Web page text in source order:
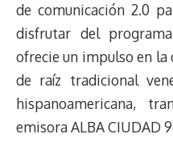
de comunicación 2.0
disfrutar del
ofrecie un impulso en
de raíz tradicional
hispanoamericana,
emisora ALBA CIUDAD